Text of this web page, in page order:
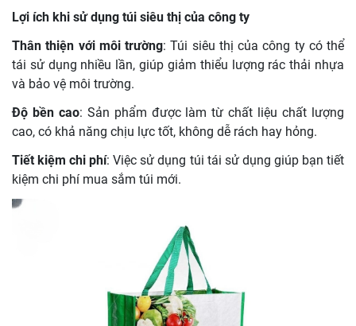
Lợi ích khi sử dụng túi siêu thị của công ty
Thân thiện với môi trường: Túi siêu thị của công ty có thể
tái sử dụng nhiều lần, giúp giảm thiểu lượng rác thải nhựa
và bảo vệ môi trường.
Độ bền cao: Sản phẩm được làm từ chất liệu chất lượng
cao, có khả năng chịu lực tốt, không dễ rách hay hỏng.
Tiết kiệm chi phí: Việc sử dụng túi tái sử dụng giúp bạn tiết
kiệm chi phí mua sắm túi mới.